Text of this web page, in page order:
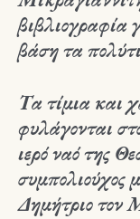
βιβλιογραφία
βάση τα
Τα τίμια και
φυλάγονται
ιερό ναό της
συμπολιούχος
Δημήτριο τον